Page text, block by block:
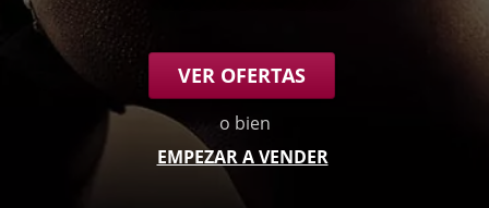
VER OFERTAS
o bien
EMPEZAR A VENDER